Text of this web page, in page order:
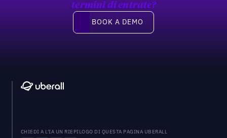
termini di entrate?
Book a demo
BOOK A DEMO
CHIEDI A L'IA UN RIEPILOGO DI QUESTA PAGINA UBERALL